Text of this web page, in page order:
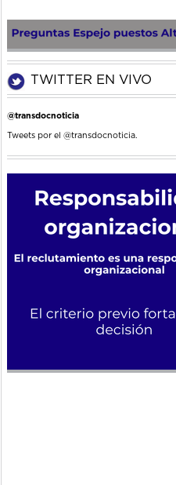
TWITTER EN VIVO
@transdocnoticia
Tweets por el @transdocnoticia.